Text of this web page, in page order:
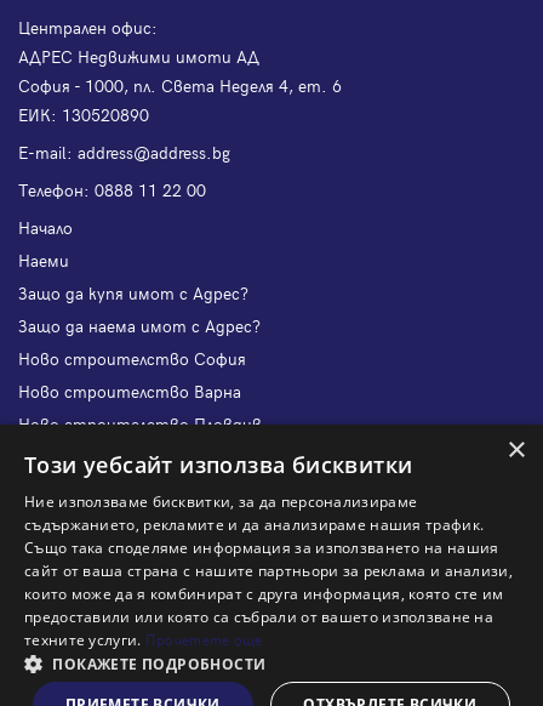
Централен офис:
АДРЕС Недвижими имоти АД
София - 1000, пл. Света Неделя 4, ет. 6
ЕИК: 130520890
Е-mail: address@address.bg
Телефон: 0888 11 22 00
Начало
Наеми
Защо да купя имот с Адрес?
Защо да наема имот с Адрес?
Ново строителство София
Ново строителство Варна
Ново строителство Пловдив
Ново строителство Бургас
Защо да отдам имот с Адрес?
Наши офиси
Кариери
Кои сме ние?
Франчайз
Блог
×
Този уебсайт използва бисквитки
Ние използваме бисквитки, за да персонализираме
съдържанието, рекламите и да анализираме нашия трафик.
Също така споделяме информация за използването на нашия
сайт от ваша страна с нашите партньори за реклама и анализи,
които може да я комбинират с друга информация, която сте им
предоставили или която са събрали от вашето използване на
техните услуги. Прочетете още
ПОКАЖЕТЕ ПОДРОБНОСТИ